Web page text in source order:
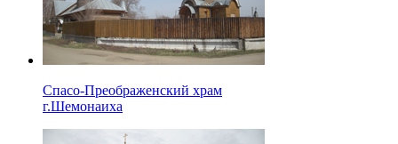
Спасо-Преображенский храм
г.Шемонаиха